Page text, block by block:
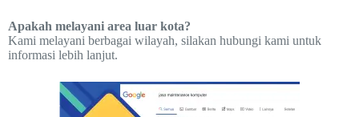
Apakah melayani area luar kota?
Kami melayani berbagai wilayah, silakan hubungi kami untuk
informasi lebih lanjut.